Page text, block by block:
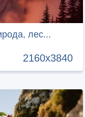
лес...
2160x3840